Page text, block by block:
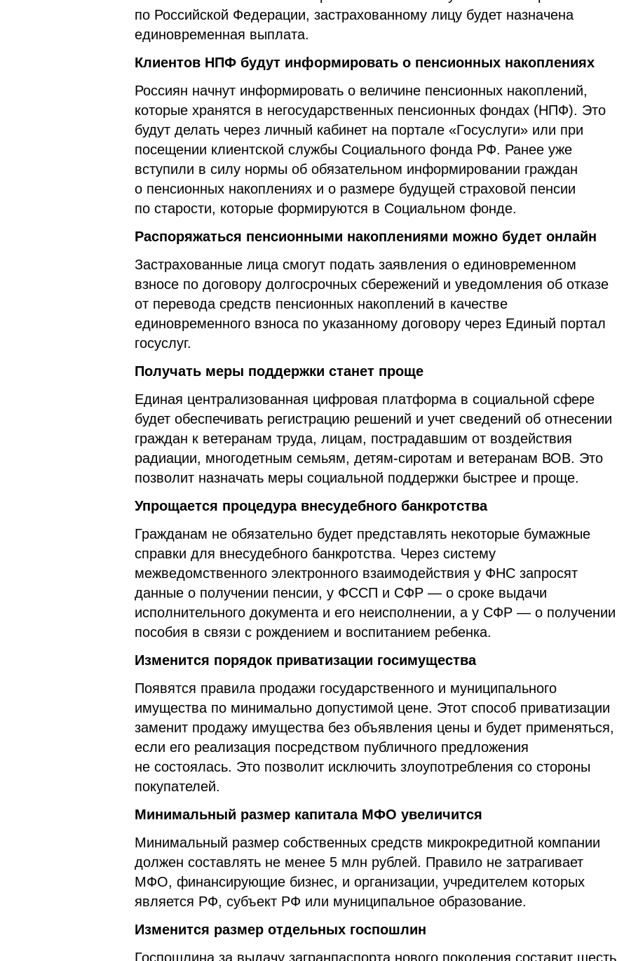
по Российской Федерации, застрахованному лицу будет назначена
единовременная выплата.
Клиентов НПФ будут информировать о пенсионных накоплениях
Россиян начнут информировать о величине пенсионных накоплений,
которые хранятся в негосударственных пенсионных фондах (НПФ). Это
будут делать через личный кабинет на портале «Госуслуги» или при
посещении клиентской службы Социального фонда РФ. Ранее уже
вступили в силу нормы об обязательном информировании граждан
о пенсионных накоплениях и о размере будущей страховой пенсии
по старости, которые формируются в Социальном фонде.
Распоряжаться пенсионными накоплениями можно будет онлайн
Застрахованные лица смогут подать заявления о единовременном
взносе по договору долгосрочных сбережений и уведомления об отказе
от перевода средств пенсионных накоплений в качестве
единовременного взноса по указанному договору через Единый портал
госуслуг.
Получать меры поддержки станет проще
Единая централизованная цифровая платформа в социальной сфере
будет обеспечивать регистрацию решений и учет сведений об отнесении
граждан к ветеранам труда, лицам, пострадавшим от воздействия
радиации, многодетным семьям, детям-сиротам и ветеранам ВОВ. Это
позволит назначать меры социальной поддержки быстрее и проще.
Упрощается процедура внесудебного банкротства
Гражданам не обязательно будет представлять некоторые бумажные
справки для внесудебного банкротства. Через систему
межведомственного электронного взаимодействия у ФНС запросят
данные о получении пенсии, у ФССП и СФР — о сроке выдачи
исполнительного документа и его неисполнении, а у СФР — о получении
пособия в связи с рождением и воспитанием ребенка.
Изменится порядок приватизации госимущества
Появятся правила продажи государственного и муниципального
имущества по минимально допустимой цене. Этот способ приватизации
заменит продажу имущества без объявления цены и будет применяться,
если его реализация посредством публичного предложения
не состоялась. Это позволит исключить злоупотребления со стороны
покупателей.
Минимальный размер капитала МФО увеличится
Минимальный размер собственных средств микрокредитной компании
должен составлять не менее 5 млн рублей. Правило не затрагивает
МФО, финансирующие бизнес, и организации, учредителем которых
является РФ, субъект РФ или муниципальное образование.
Изменится размер отдельных госпошлин
Госпошлина за выдачу загранпаспорта нового поколения составит шесть